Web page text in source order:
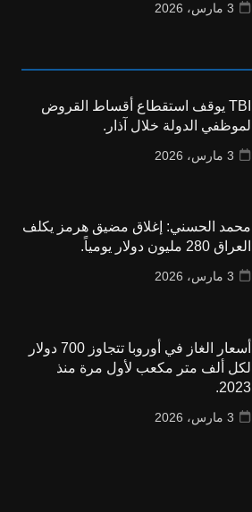
3 مارس، 2026
TBI يوقف استقطاع أقساط القروض
لموظفي الدولة خلال آذار.
3 مارس، 2026
محمد الحسني: إغلاق مضيق هرمز يكلف
العراق 280 مليون دولار يومياً.
3 مارس، 2026
أسعار الغاز في أوروبا تتجاوز 700 دولار
لكل ألف متر مكعب لأول مرة منذ
2023.
3 مارس، 2026